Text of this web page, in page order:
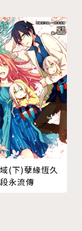
漸揭曉──
作家。2016年以
大賞「大賞」獎
出道。該作之後
(下)孽緣恆久
永流傳